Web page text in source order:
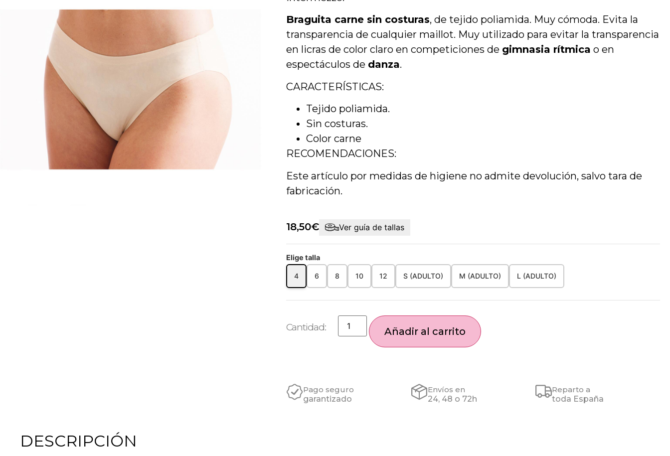
Braguita carne sin costuras, de tejido poliamida. Muy cómoda. Evita la
transparencia de cualquier maillot. Muy utilizado para evitar la transparencia
en licras de color claro en competiciones de gimnasia rítmica o en
espectáculos de danza.
CARACTERÍSTICAS:
Tejido poliamida.
Sin costuras.
Color carne
RECOMENDACIONES:
Este artículo por medidas de higiene no admite devolución, salvo tara de
fabricación.
18,50€ Ver guía de tallas
Elige talla
4 6 8 10 12 S (ADULTO) M (ADULTO) L (ADULTO)
Añadir al carrito
Pago seguro
garantizado
Envíos en
24, 48 o 72h
Reparto a
toda España
DESCRIPCIÓN